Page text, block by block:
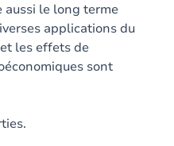
le long terme
applications du
les effets de
sont